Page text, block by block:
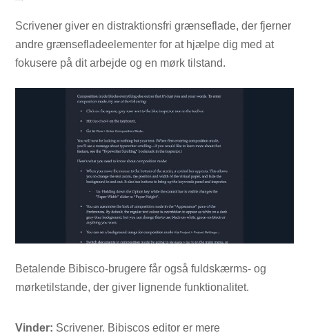
Scrivener giver en distraktionsfri grænseflade, der fjerner
andre grænsefladeelementer for at hjælpe dig med at
fokusere på dit arbejde og en mørk tilstand.
Betalende Bibisco-brugere får også fuldskærms- og
mørketilstande, der giver lignende funktionalitet.
Vinder: Scrivener. Bibiscos editor er mere